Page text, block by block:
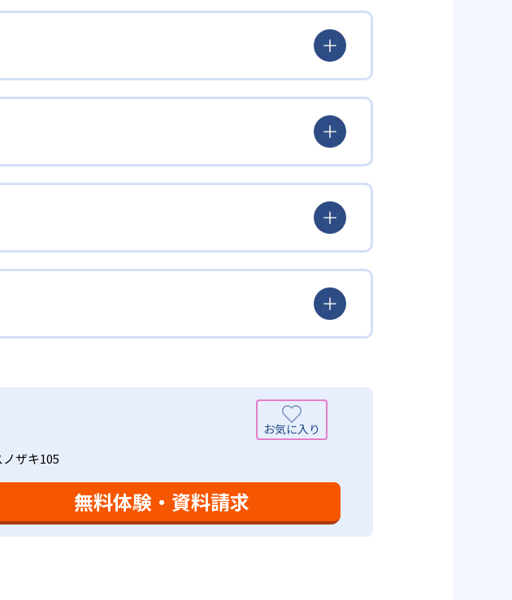
導
学校の進度や学年にとらわれず、生徒の理解度を最優
無学年方式」では、生徒が個々のペースで学習すること
、余裕がある場合はどんどん先取り学習を進めたりする
計
た上で学習の出発点を定め、生徒に最適化された学習計
なアドバイスも実施。少しずつレベルアップするスモー
く学習ができる。「自分から進んで学習する」姿勢や態
を活かす形で生徒の学力向上を進める。週2回の教室学
学習も可能だ。
。無理なく学習を進められるよう「無学年方式」を採用
ことができる。また、覚えた知識の量などで測りやすい
の育成も重視。そのため、勉強全体の底力のようなもの
く力」の育成に力を入れている。また、この2教科を切
算数（数学）と国語の基礎力を上げたい人に向いてい
している。この時間設定は、子どもが集中して学習でき
だ。この限界を超えて勉強しても学習の効果は上がらな
作した学習
しており、学校の勉強がよくわかるというもの。基礎か
礎固めから先取り学習まで対応している。算数と国語を
子どもたちに学ぶ喜びを」「自信を」「生きる力を」と
きるところ」「良いところ」を見つけて褒めるところか
理のない学習と確実な学力向上を進めている。また講師
コミュニケーションにも対応している。
れ合いの中で学びを深めることにより、知・情・意のバ
ザキ105
無料体験・資料請求